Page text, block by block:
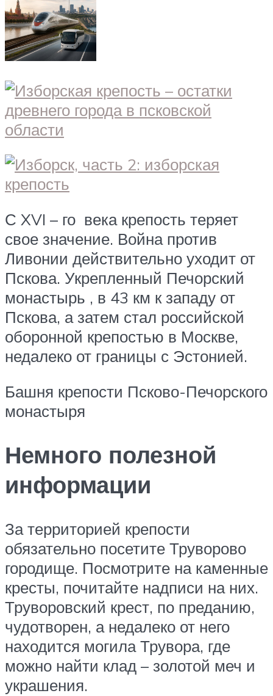
С XVI – го века крепость теряет
свое значение. Война против
Ливонии действительно уходит от
Пскова. Укрепленный Печорский
монастырь , в 43 км к западу от
Пскова, а затем стал российской
оборонной крепостью в Москве,
недалеко от границы с Эстонией.
Башня крепости Псково-Печорского
монастыря
Немного полезной
информации
За территорией крепости
обязательно посетите Труворово
городище. Посмотрите на каменные
кресты, почитайте надписи на них.
Труворовский крест, по преданию,
чудотворен, а недалеко от него
находится могила Трувора, где
можно найти клад – золотой меч и
украшения.